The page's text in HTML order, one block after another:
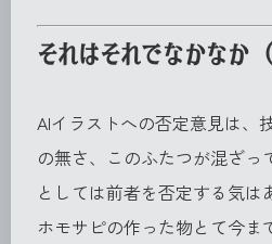
それはそれでなかなか
AIイラストへの否定意見は、
の無さ、このふたつが混ざっ
としては前者を否定する気は
ホモサピの作った物とて今ま